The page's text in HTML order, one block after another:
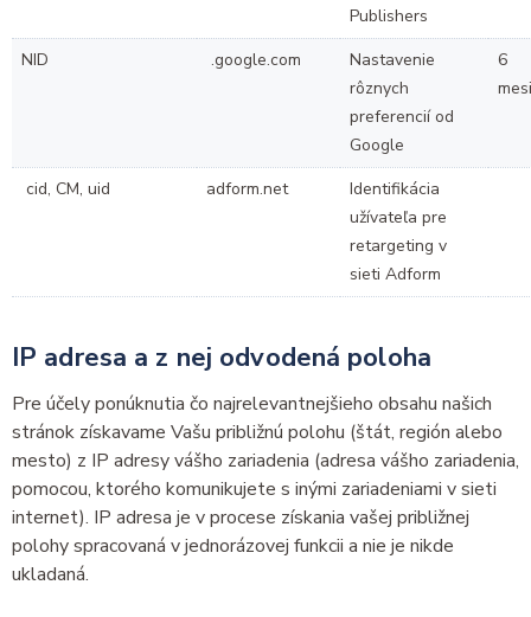
Publishers
NID .google.com
Nastavenie
rôznych
preferencií od
Google
6
cid, CM, uid adform.net
Identifikácia
užívateľa pre
retargeting v
sieti Adform
IP adresa a z nej odvodená poloha
Pre účely ponúknutia čo najrelevantnejšieho obsahu našich
stránok získavame Vašu približnú polohu (štát, región alebo
mesto) z IP adresy vášho zariadenia (adresa vášho zariadenia,
pomocou, ktorého komunikujete s inými zariadeniami v sieti
internet). IP adresa je v procese získania vašej približnej
polohy spracovaná v jednorázovej funkcii a nie je nikde
ukladaná.